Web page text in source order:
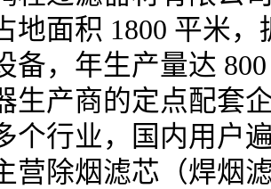
地面积 1800 平米
备，年生产量达
生产商的定点配套
个行业，国内用户
营除烟滤芯（焊烟